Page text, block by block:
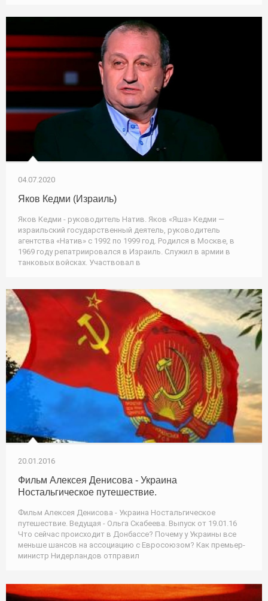
04.07.2020
Яков Кедми (Израиль)
Яков Кедми - руководитель Натив. Яков «Яша» Кедми —
израильский государственный деятель, руководитель
агентства «Натив» с 1992 по 1999 год. Родился в Москве, в
1969 году репатриировался в Израиль. Служил в армии в
танковых войсках. Участвовал в
20.01.2016
Фильм Алексея Денисова - Украина
Ностальгическое путешествие.
Фильм Алексея Денисова - Украина Ностальгическое
путешествие. Ведущая - Ольга Скабеева. Выпуск от 19.01.16
Что сейчас происходит в Донбассе? Почему у Украины все
меньше шансов на ассоциацию с Евросоюзом? Как премьер-
министр Нидерландов отправил